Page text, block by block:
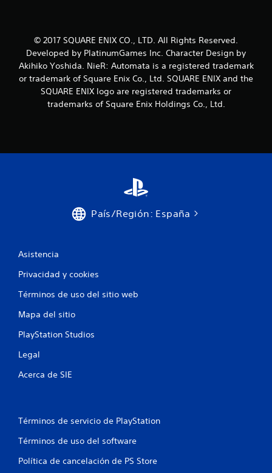
© 2017 SQUARE ENIX CO., LTD. All Rights Reserved.
Developed by PlatinumGames Inc. Character Design by
Akihiko Yoshida. NieR: Automata is a registered trademark
or trademark of Square Enix Co., Ltd. SQUARE ENIX and the
SQUARE ENIX logo are registered trademarks or
trademarks of Square Enix Holdings Co., Ltd.
País/Región: España
Asistencia
Privacidad y cookies
Términos de uso del sitio web
Mapa del sitio
PlayStation Studios
Legal
Acerca de SIE
Términos de servicio de PlayStation
Términos de uso del software
Política de cancelación de PS Store